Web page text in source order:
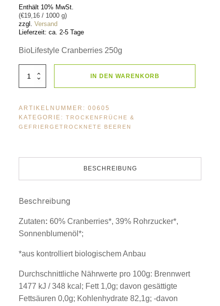
Enthält 10% MwSt.
(€19,16 / 1000 g)
zzgl.Versand
Lieferzeit: ca. 2-5 Tage
BioLifestyle Cranberries 250g
BioLifestyle
Cranberries
IN DEN WARENKORB
ARTIKELNUMMER:00605
KATEGORIE:TROCKENFRÜCHE &
GEFRIERGETROCKNETE BEEREN
BESCHREIBUNG
Beschreibung
Zutaten: 60% Cranberries*, 39% Rohrzucker*,
Sonnenblumenöl*;
*aus kontrolliert biologischem Anbau
Durchschnittliche Nährwerte pro 100g: Brennwert
1477 kJ / 348 kcal; Fett 1,0g; davon gesättigte
Fettsäuren 0,0g; Kohlenhydrate 82,1g; -davon